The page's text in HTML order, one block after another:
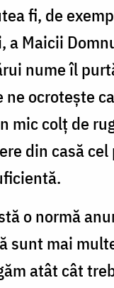
fi, de
a Maicii
nume îl
ocrotește
mic colț de
din casă
o normă
sunt mai
atât cât